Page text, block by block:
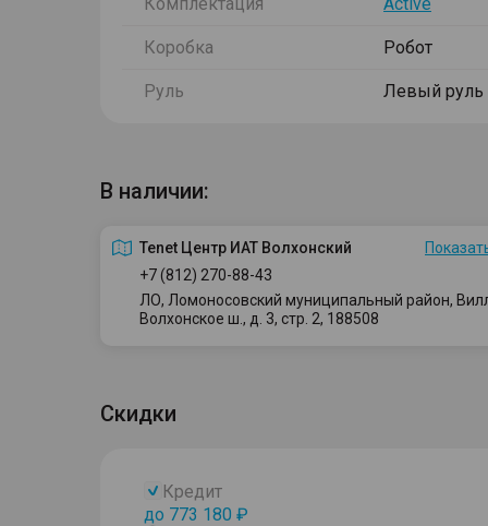
Коробка Робот
Руль Левый руль
В наличии:
Tenet Центр ИАТ Волхонский
+7 (812) 270-88-43
ЛО, Ломоносовский муниципальный район,
Волхонское ш., д. 3, стр. 2, 188508
Скидки
Кредит
до 773 180 ₽